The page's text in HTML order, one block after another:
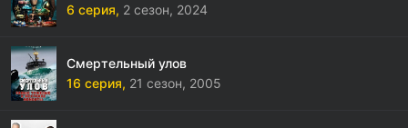
6 серия, 2 сезон, 2024
Смертельный улов
16 серия, 21 сезон, 2005